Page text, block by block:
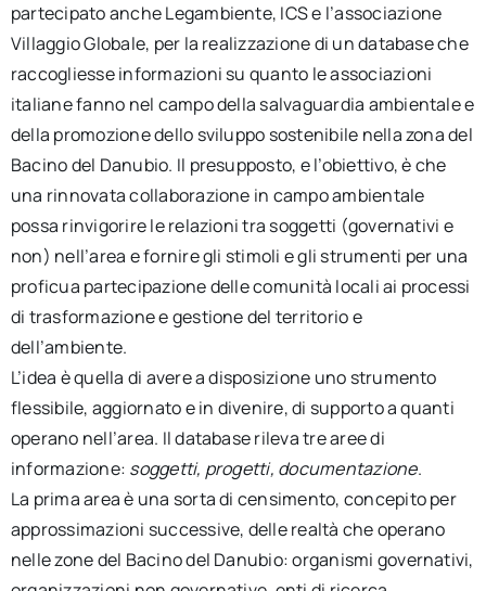
partecipato anche Legambiente, ICS e l’associazione
Villaggio Globale, per la realizzazione di un database che
raccogliesse informazioni su quanto le associazioni
italiane fanno nel campo della salvaguardia ambientale e
della promozione dello sviluppo sostenibile nella zona del
Bacino del Danubio. Il presupposto, e l’obiettivo, è che
una rinnovata collaborazione in campo ambientale
possa rinvigorire le relazioni tra soggetti (governativi e
non) nell’area e fornire gli stimoli e gli strumenti per una
proficua partecipazione delle comunità locali ai processi
di trasformazione e gestione del territorio e
dell’ambiente.
L’idea è quella di avere a disposizione uno strumento
flessibile, aggiornato e in divenire, di supporto a quanti
operano nell’area. Il database rileva tre aree di
informazione: soggetti, progetti, documentazione.
La prima area è una sorta di censimento, concepito per
approssimazioni successive, delle realtà che operano
nelle zone del Bacino del Danubio: organismi governativi,